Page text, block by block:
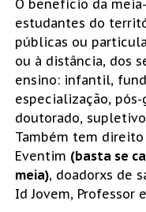
O benefício da
estudantes do
públicas ou
ou à distância, dos
ensino: infantil,
especialização,
doutorado,
Também tem
Eventim (basta se
meia), doadorxs de
Id Jovem, Professor